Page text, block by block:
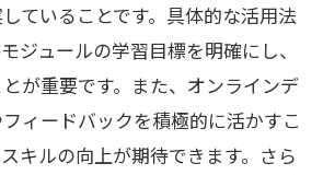
ていることです。具体的な活用法
ジュールの学習目標を明確にし、
が重要です。また、オンラインデ
ィードバックを積極的に活かすこ
キルの向上が期待できます。さら